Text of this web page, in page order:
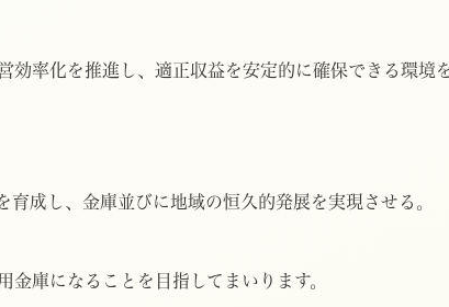
化を推進し、適正収益を安定的に確保できる環境
し、金庫並びに地域の恒久的発展を実現させる。
庫になることを目指してまいります。